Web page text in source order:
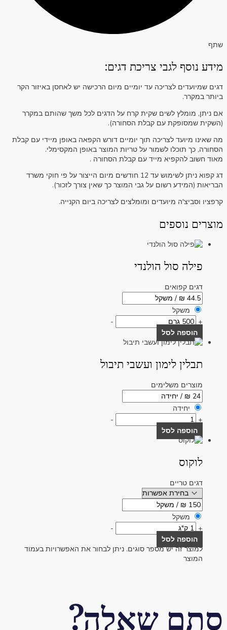
שתף
מידע נוסף לגבי צריכת דגים:
דגים שמיועדים לצריכה עד יומיים מיום הרכישה יש לאחסן באיזור הקר
ביותר במקרר.
אם ניתן, מומלץ לשים שקית קרח על הדגים לכל משך שהותם במקרר
(השקית שמסופקת עם קבלת הסחורה).
מה שאינו מיועד לצריכה תוך יומיים דורש הקפאה באופן מיידי עם קבלת
הסחורה, כך תוכלו לשמור על טריות המוצר באופן המקסימלי.
מאוד חשוב להקפיא מייד עם קבלת הסחורה .
דג קפוא ניתן לשימוש עד 12 חודשים מיום הייצור על פי חוקי משרד
הבריאות (המידע רשום על גבי המוצר כך שאין צורך לזכור).
קרפציו וסביצ'ה מיועדים ומומלצים לצריכה ביום הקנייה.
מוצרים נוספים
פילה סול הולנדי
דגים קפואים
משקל
+
-
הוספה לסל
תבלין לימון ועשבי תיבול
מוצרים משלימים
יחידה
+
-
הוספה לסל
לוקוס
דגים טריים
משקל
+
-
הוספה לסל
למוצר זה יש מספר סוגים. ניתן לבחור את האפשרויות בעמוד
המוצר
סתם שאלה?